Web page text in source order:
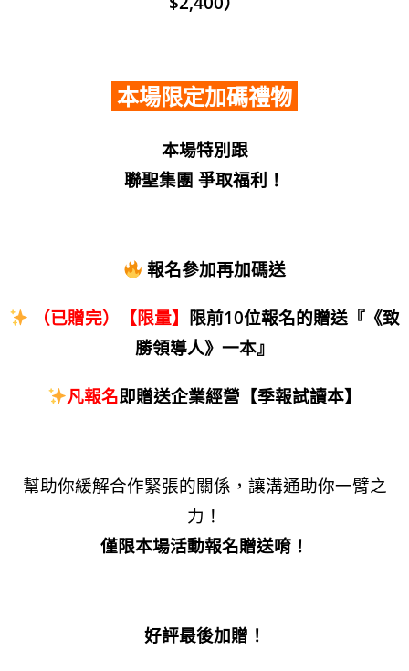
本場限定加碼禮物
本場特別跟
聯聖集團 爭取福利！
報名參加再加碼送
（已贈完）【限量】 限前10位報名的贈送『《致
勝領導人》一本』
凡報名即贈送企業經營【季報試讀本】
幫助你緩解合作緊張的關係，讓溝通助你一臂之
力！
僅限本場活動報名贈送唷！
好評最後加贈！